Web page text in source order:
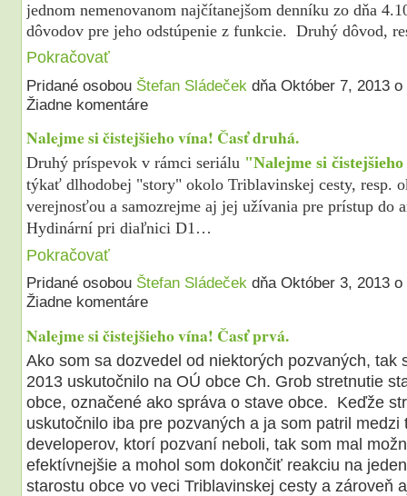
jednom nemenovanom najčítanejšom denníku zo dňa
dôvodov pre jeho odstúpenie z funkcie. Druhý dôvod,
Pokračovať
Pridané osobou Štefan Sládeček dňa Október 7, 2013
Žiadne komentáre
Nalejme si čistejšieho vína! Časť druhá.
Druhý príspevok v rámci seriálu "Nalejme si
týkať dlhodobej "story" okolo Triblavinskej cesty, resp.
verejnosťou a samozrejme aj jej užívania pre prístup do
Hydinární pri diaľnici D1…
Pokračovať
Pridané osobou Štefan Sládeček dňa Október 3, 2013
Žiadne komentáre
Nalejme si čistejšieho vína! Časť prvá.
Ako som sa dozvedel od niektorých pozvaných, tak
2013 uskutočnilo na OÚ obce Ch. Grob stretnutie
obce, označené ako správa o stave obce. Keďže
uskutočnilo iba pre pozvaných a ja som patril medzi
developerov, ktorí pozvaní neboli, tak som mal
efektívnejšie a mohol som dokončiť reakciu na
starostu obce vo veci Triblavinskej cesty a zároveň